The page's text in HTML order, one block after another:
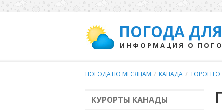
ПОГОДА
ИНФОРМАЦИЯ О
ПОГОДА ПО МЕСЯЦАМ / КАНАДА / ТОРОНТО
КУРОРТЫ КАНАДЫ